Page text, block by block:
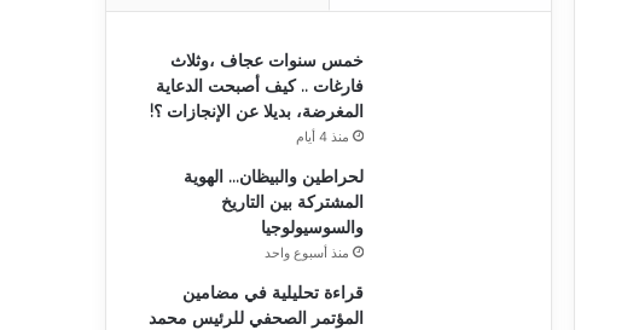
خمس سنوات عجاف ،وثلاث
فارغات .. كيف أصبحت الدعاية
المغرضة، بديلا عن الإنجازات ؟!
منذ 4 أيام
لحراطين والبيظان… الهوية
المشتركة بين التاريخ
والسوسيولوجيا
منذ أسبوع واحد
قراءة تحليلية في مضامين
المؤتمر الصحفي للرئيس محمد